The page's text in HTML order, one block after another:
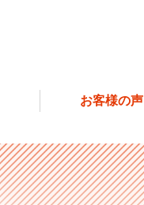
お客様の声